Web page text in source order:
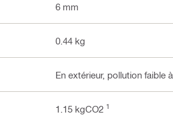
6 mm
0.44 kg
En extérieur, pollution faible
1.15 kgCO2 1